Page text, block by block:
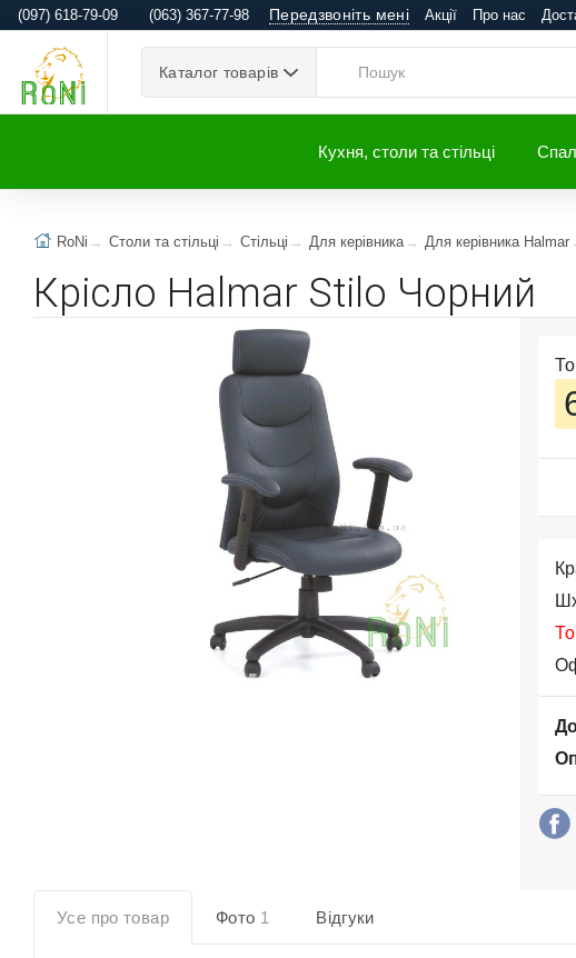
(097) 618-79-09 (063) 367-77-98 Передзвоніть мені Акції Про нас
Каталог товарів
Кухня, столи та стільці
RoNi Столи та стільці Стільці Для керівника Для керівника Halmar
Крісло Halmar Stilo Чорний
Усе про товар Фото 1 Відгуки